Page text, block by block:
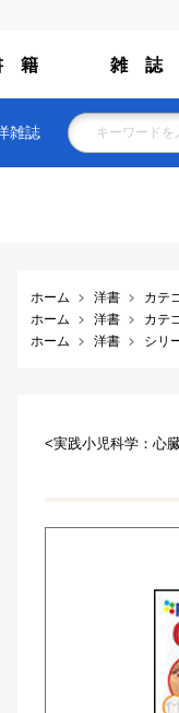
籍 雑 誌
雑誌
ホーム 洋書 カテ
ホーム
洋書 カテ
ホーム
洋書 シリ
<実践小児科学：心